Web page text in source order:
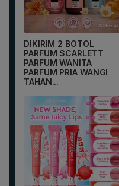
DIKIRIM 2 BOTOL
PARFUM SCARLETT
PARFUM WANITA
PARFUM PRIA WANGI
TAHAN...